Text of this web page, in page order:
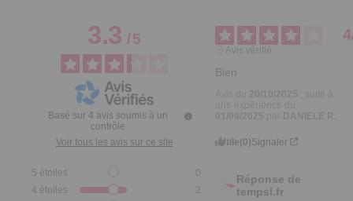
3.3/5
Basé sur 4 avis soumis à un
contrôle
Voir tous les avis sur ce site
5 étoiles
0
4 étoiles
2
4
Avis vérifié
Bien
Utile(0)Signaler
Réponse de
tempsl.fr